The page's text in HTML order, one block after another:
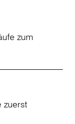
zum
zuerst